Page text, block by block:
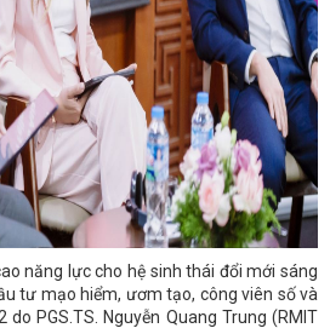
năng lực cho hệ sinh thái đổi mới sáng
tư mạo hiểm, ươm tạo, công viên số và
PGS.TS. Nguyễn Quang Trung (RMIT